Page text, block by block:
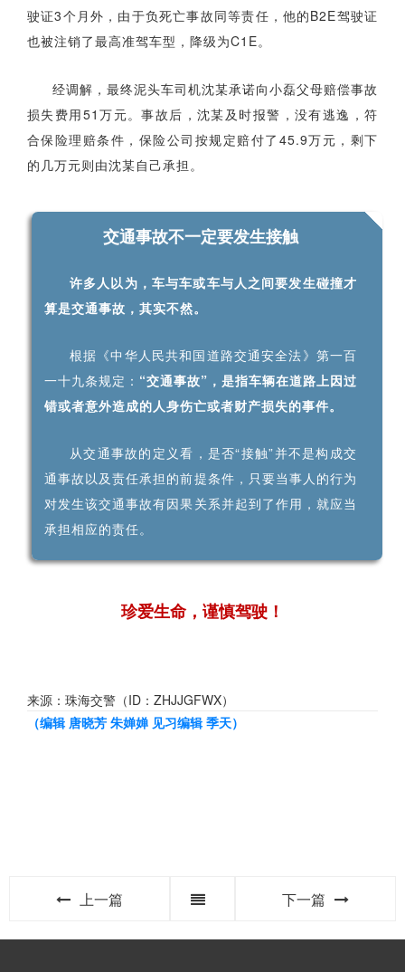
驶证3个月外，由于负死亡事故同等责任，他的B2E驾驶证
也被注销了最高准驾车型，降级为C1E。
经调解，最终泥头车司机沈某承诺向小磊父母赔偿事故
损失费用51万元。事故后， 沈某及时报警，没有逃逸，符
合保险理赔条件，保险公司按规定赔付了45.9万元，剩下
的几万元则由沈某自己承担。
交通事故不一定要发生接触
许多人以为，车与车或车与人之间要发生碰撞才
算是交通事故，其实不然。
根据《中华人民共和国道路交通安全法》第一百
一十九条规定： “交通事故”，是指车辆在道路上因过
错或者意外造成的人身伤亡或者财产损失的事件。
从交通事故的定义看，是否“接触”并不是构成交
通事故以及责任承担的前提条件，只要当事人的行为
对发生该交通事故有因果关系并起到了作用，就应当
承担相应的责任。
珍爱生命，谨慎驾驶！
来源：珠海交警（ID：ZHJJGFWX）
（编辑 唐晓芳 朱婵婵 见习编辑 季天）
上一篇 下一篇